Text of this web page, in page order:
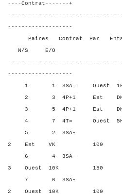
----Contrat-------+
-------------------
Paires Contrat Par
N/S E/O N/
-------------------
1 1 3SA=
2 3 4P+1 Est
3 5 4P+1 Est
4 7 4T= Ouest
5 2 3SA-
2 Est VK 100
6 4 3SA-
3 Ouest 10K 150
7 6 3SA-
2 Ouest 10K 100